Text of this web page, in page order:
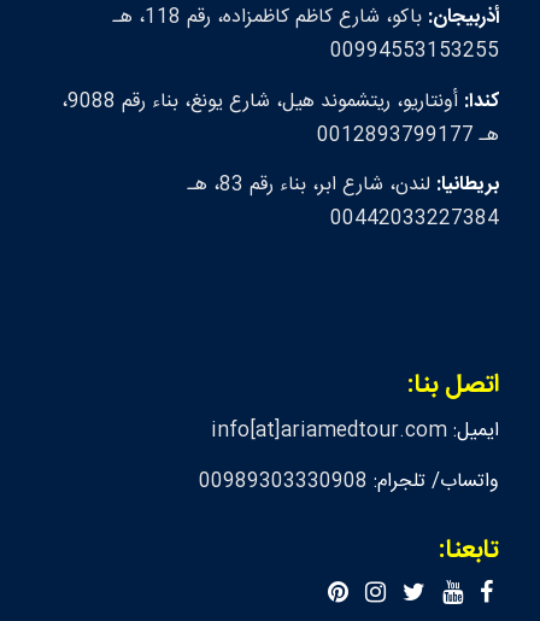
أذربيجان:
باكو، شارع كاظم كاظمزاده، رقم 118، هـ
00994553153255
كندا:
أونتاريو، ريتشموند هيل، شارع يونغ، بناء رقم 9088،
هـ 0012893799177
بريطانيا:
لندن، شارع ابر، بناء رقم 83، هـ
00442033227384
اتصل بنا:
ايميل:info[at]ariamedtour.com
واتساب/ تلجرام: 00989303330908
تابعنا: